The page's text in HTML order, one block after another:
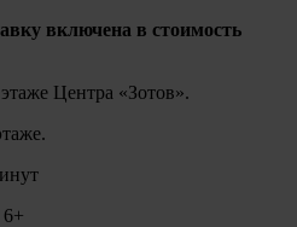
включена в стоимость
Центра «Зотов».